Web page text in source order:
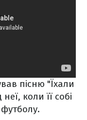
пісню "Їхали
коли її собі